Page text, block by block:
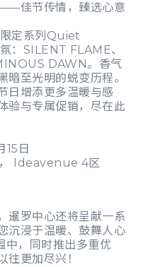
佳节传情，臻选心意
定系列Quiet
：SILENT FLAME、
DAWN。香气
暗至光明的蜕变历程。
日增添更多温暖与感
验与专属促销，尽在此
日
Ideavenue 4区
暹罗中心还将呈献一系
沉浸于温暖、鼓舞人心
中，同时推出多重优
往更加尽兴！